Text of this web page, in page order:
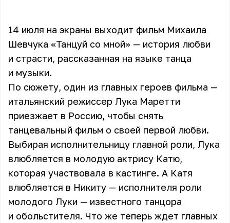
14 июля на экраны выходит фильм Михаила
Шевчука «Танцуй со мной» — история любви
и страсти, рассказанная на языке танца
и музыки.
По сюжету, один из главных героев фильма —
итальянский режиссер Лука Маретти
приезжает в Россию, чтобы снять
танцевальный фильм о своей первой любви.
Выбирая исполнительницу главной роли, Лука
влюбляется в молодую актрису Катю,
которая участвовала в кастинге. А Катя
влюбляется в Никиту — исполнителя роли
молодого Луки — известного танцора
и обольстителя. Что же теперь ждет главных